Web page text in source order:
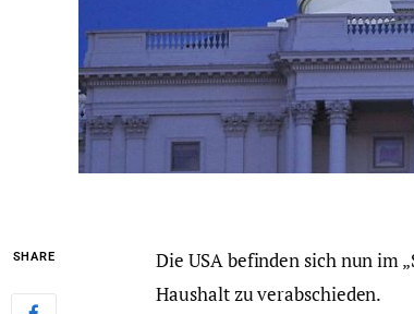
SHARE
Die USA befinden sich nun im
Haushalt zu verabschieden.